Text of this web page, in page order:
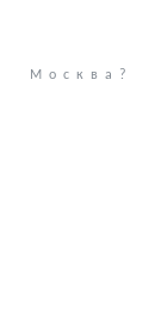
Москва?